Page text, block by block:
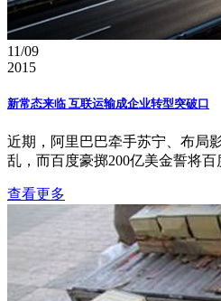
11/09
2015
新常态来临 互联运输成企业转型突破口
近期，阿里巴巴牵手苏宁、布局
乱，而百度豪掷200亿美金誓将百
查看更多